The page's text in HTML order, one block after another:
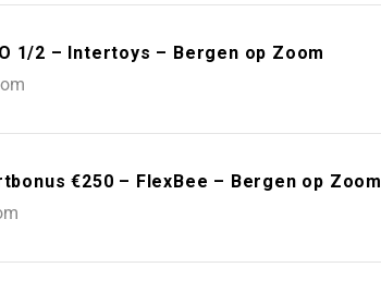
1/2 – Intertoys – Bergen op Zoom
€250 – FlexBee – Bergen op Zoom